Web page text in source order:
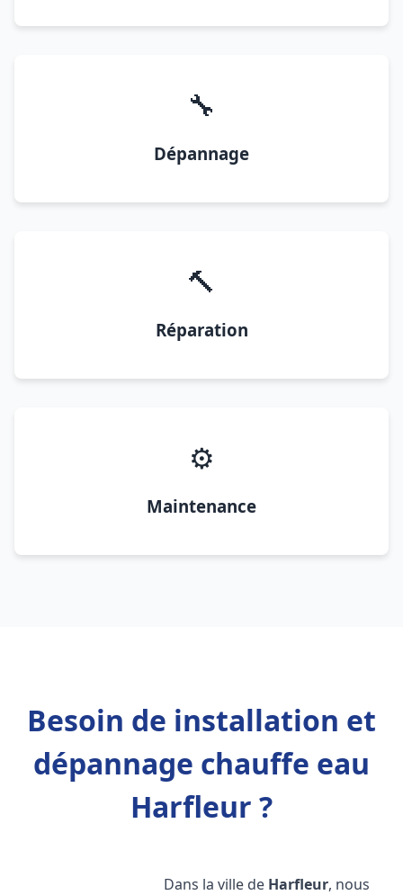
🔧
Dépannage
🔨
Réparation
⚙️
Maintenance
Besoin de installation et
dépannage chauffe eau
Harfleur ?
Dans la ville de Harfleur, nous